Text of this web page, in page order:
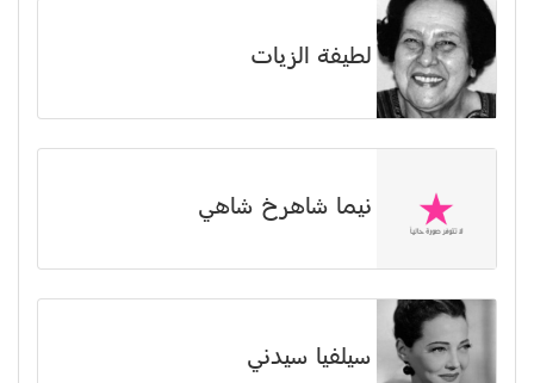
لطيفة الزيات
نیما شاهرخ شاهي
سيلفيا سيدني